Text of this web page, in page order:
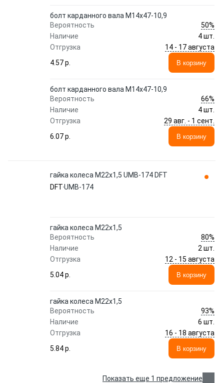
болт карданного вала М14х47-10,9
Вероятность
50%
Наличие
4 шт.
Отгрузка
14 - 17 августа
4.57 p.
В корзину
болт карданного вала М14х47-10,9
Вероятность
66%
Наличие
4 шт.
Отгрузка
29 авг. - 1 сент.
6.07 p.
В корзину
гайка колеса М22х1,5 UMB-174 DFT
DFTUMB-174
гайка колеса М22х1,5
Вероятность
80%
Наличие
2 шт.
Отгрузка
12 - 15 августа
5.04 p.
В корзину
гайка колеса М22х1,5
Вероятность
93%
Наличие
6 шт.
Отгрузка
16 - 18 августа
5.84 p.
В корзину
Показать еще 1 предложение